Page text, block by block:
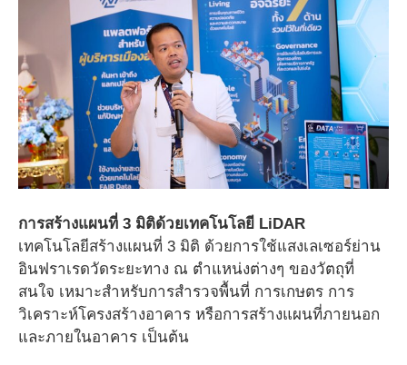
การสร้างแผนที่ 3 มิติด้วยเทคโนโลยี LiDAR
เทคโนโลยีสร้างแผนที่ 3 มิติ ด้วยการใช้แสงเลเซอร์ย่าน
อินฟราเรดวัดระยะทาง ณ ตำแหน่งต่างๆ ของวัตถุที่
สนใจ เหมาะสำหรับการสำรวจพื้นที่ การเกษตร การ
วิเคราะห์โครงสร้างอาคาร หรือการสร้างแผนที่ภายนอก
และภายในอาคาร เป็นต้น